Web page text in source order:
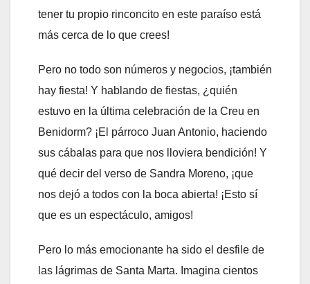
tener tu propio rinconcito en este paraíso está
más cerca de lo que crees!
Pero no todo son números y negocios, ¡también
hay fiesta! Y hablando de fiestas, ¿quién
estuvo en la última celebración de la Creu en
Benidorm? ¡El párroco Juan Antonio, haciendo
sus cábalas para que nos lloviera bendición! Y
qué decir del verso de Sandra Moreno, ¡que
nos dejó a todos con la boca abierta! ¡Esto sí
que es un espectáculo, amigos!
Pero lo más emocionante ha sido el desfile de
las lágrimas de Santa Marta. Imagina cientos